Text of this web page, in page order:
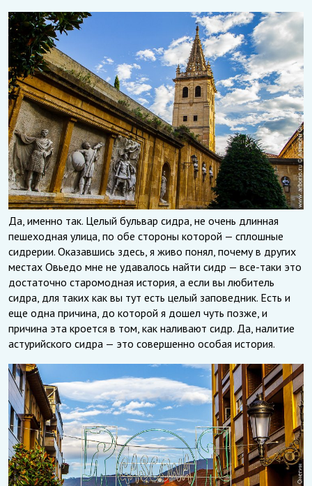
Да, именно так. Целый бульвар сидра, не очень длинная
пешеходная улица, по обе стороны которой — сплошные
сидрерии. Оказавшись здесь, я живо понял, почему в других
местах Овьедо мне не удавалось найти сидр — все-таки это
достаточно старомодная история, а если вы любитель
сидра, для таких как вы тут есть целый заповедник. Есть и
еще одна причина, до которой я дошел чуть позже, и
причина эта кроется в том, как наливают сидр. Да, налитие
астурийского сидра — это совершенно особая история.